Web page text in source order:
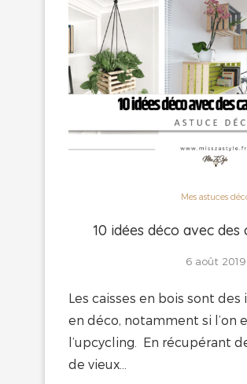
Mes astuces
10 idées déco avec des
6 août 2019
Les caisses en bois sont
en déco, notamment si l’on
l’upcycling. En récupérant
de vieux…